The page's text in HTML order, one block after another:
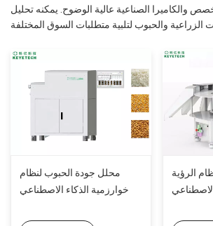
والكاميرا الصناعية عالية الوضوح. يمكنه تحليل
محلل جودة الحبوب لنظام
خوارزمية الذكاء الاصطناعي
الرؤية